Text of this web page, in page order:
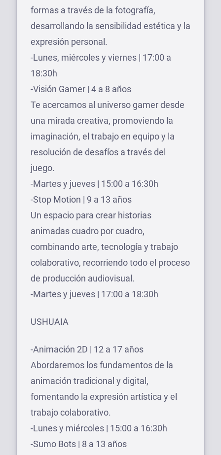
formas a través de la fotografía,
desarrollando la sensibilidad estética y la
expresión personal.
-Lunes, miércoles y viernes | 17:00 a
18:30h
-Visión Gamer | 4 a 8 años
Te acercamos al universo gamer desde
una mirada creativa, promoviendo la
imaginación, el trabajo en equipo y la
resolución de desafíos a través del
juego.
-Martes y jueves | 15:00 a 16:30h
-Stop Motion | 9 a 13 años
Un espacio para crear historias
animadas cuadro por cuadro,
combinando arte, tecnología y trabajo
colaborativo, recorriendo todo el proceso
de producción audiovisual.
-Martes y jueves | 17:00 a 18:30h
USHUAIA
-Animación 2D | 12 a 17 años
Abordaremos los fundamentos de la
animación tradicional y digital,
fomentando la expresión artística y el
trabajo colaborativo.
-Lunes y miércoles | 15:00 a 16:30h
-Sumo Bots | 8 a 13 años